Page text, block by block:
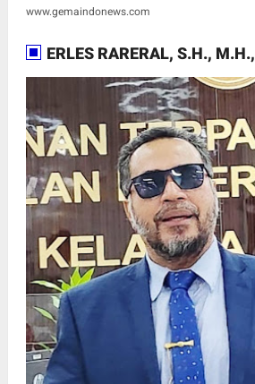
www.gemaindonews.com
ERLES RARERAL, S.H., M.H.,